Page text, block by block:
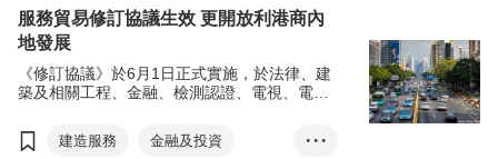
服務貿易修訂協議生效 更開放利港商內
地發展
《修訂協議》於6月1日正式實施，於法律、建
築及相關工程、金融、檢測認證、電視、電影
服務提供者可以更容易在內地設立企業和發展
業務，更多香港專業人士可在內地取得執業資
建造服務
金融及投資
• • •